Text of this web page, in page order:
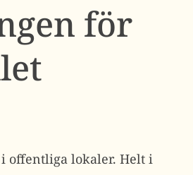
för
offentliga lokaler. Helt i